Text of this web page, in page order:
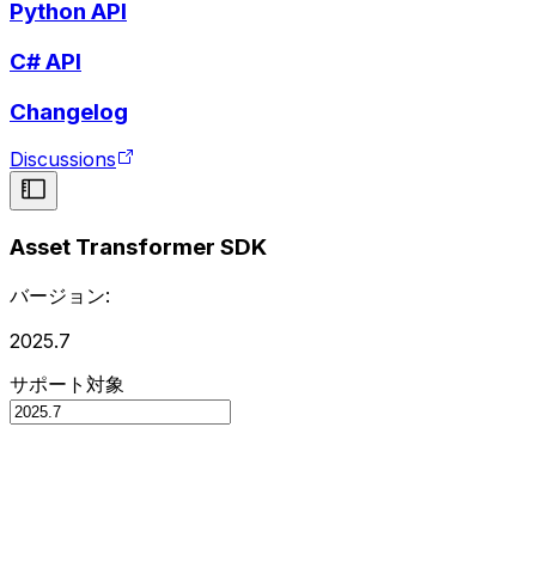
Python API
C# API
Changelog
Discussions
Asset Transformer SDK
バージョン:
2025.7
サポート対象